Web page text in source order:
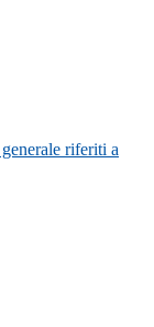
riferiti a